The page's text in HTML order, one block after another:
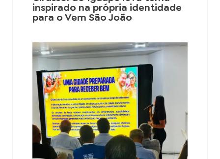
inspirado na própria identidade
para o Vem São João